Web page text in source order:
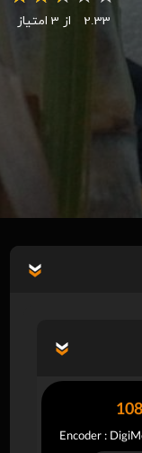
2.33 از 3 امتیاز
Encoder :